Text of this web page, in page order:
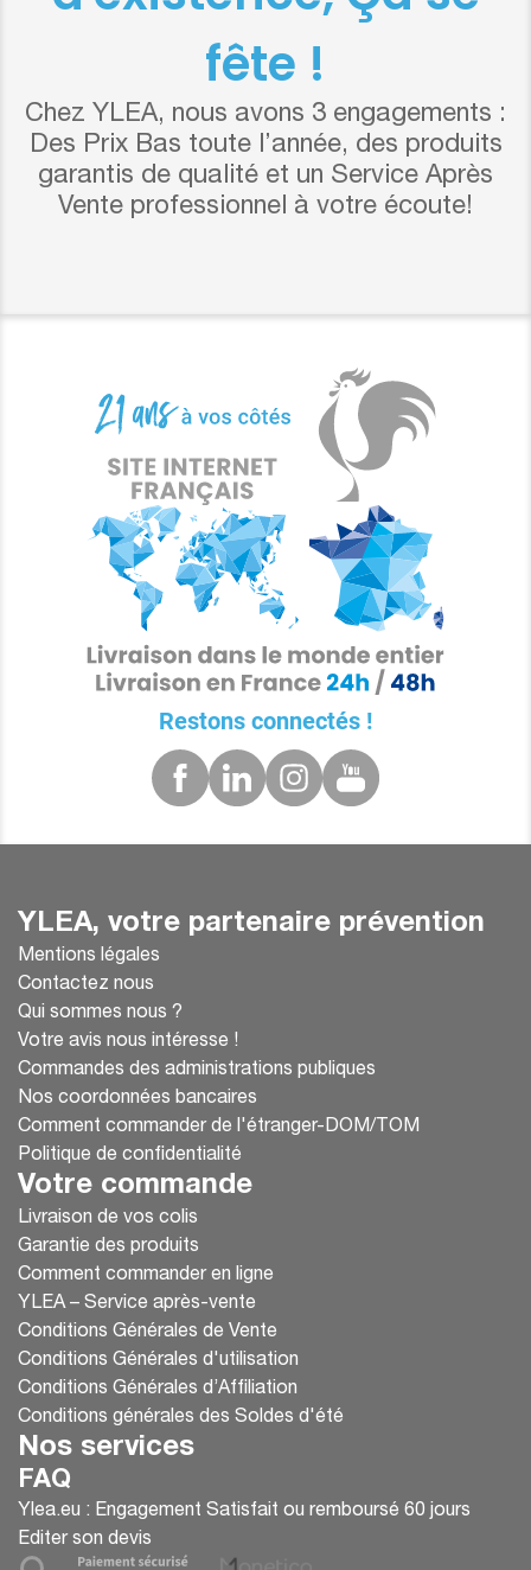
fête !
Chez YLEA, nous avons 3 engagements :
Des Prix Bas toute l’année, des produits
garantis de qualité et un Service Après
Vente professionnel à votre écoute!
Restons connectés !
YLEA, votre partenaire prévention
Mentions légales
Contactez nous
Qui sommes nous ?
Votre avis nous intéresse !
Commandes des administrations publiques
Nos coordonnées bancaires
Comment commander de l'étranger-DOM/TOM
Politique de confidentialité
Votre commande
Livraison de vos colis
Garantie des produits
Comment commander en ligne
YLEA – Service après-vente
Conditions Générales de Vente
Conditions Générales d'utilisation
Conditions Générales d’Affiliation
Conditions générales des Soldes d'été
Nos services
FAQ
Ylea.eu : Engagement Satisfait ou remboursé 60 jours
Editer son devis